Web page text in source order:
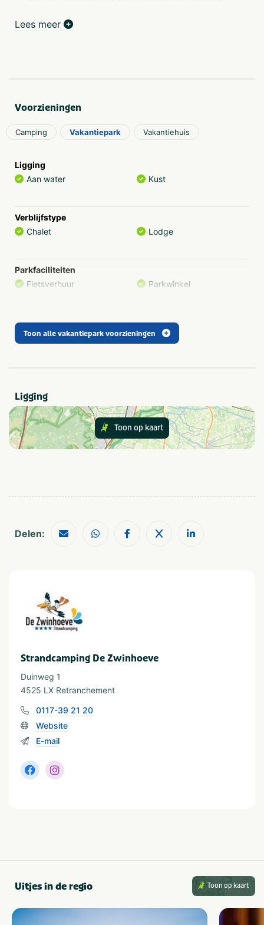
fietsvakanties, met prachtige routes direct vanaf de
Geniet van rust, ruimte – direct aan Het Zwin en vlak bij
het strand.
Lees meer
Voorzieningen
Camping Vakantiepark Vakantiehuis
Ligging
Aan water
Kust
Verblijfstype
Chalet
Lodge
Parkfaciliteiten
Fietsverhuur
Parkwinkel
Parkactiviteiten
Speciaal voor kinderen
Animatieprogramma
Buitenspeeltuin
Provincie(s) en streek
In de buurt
Fietsroutes
Golfbaan
Restaurants
Geschikt voor
Geschikt voor alle
leeftijden
Toon alle vakantiepark voorzieningen
Ligging
Toon op kaart
Delen:
Strandcamping De Zwinhoeve
Duinweg 1
4525 LX Retranchement
0117-39 21 20
Website
E-mail
Uitjes in de regio Toon op kaart